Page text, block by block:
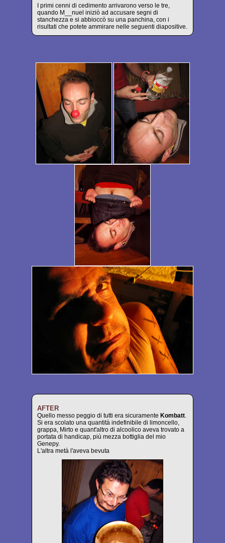
I primi cenni di cedimento arrivarono verso le tre,
quando M__nuel iniziò ad accusare segni di
stanchezza e si abbioccò su una panchina, con i
risultati che potete ammirare nelle seguenti diapositive.
AFTER
Quello messo peggio di tutti era sicuramente Kombatt.
Si era scolato una quantità indefinibile di limoncello,
grappa, Mirto e quant'altro di alcoolico aveva trovato a
portata di handicap, più mezza bottiglia del mio
Genepy.
L'altra metà l'aveva bevuta